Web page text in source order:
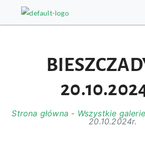
Strona główna - Wszystkie galerie
20.10.2024r.